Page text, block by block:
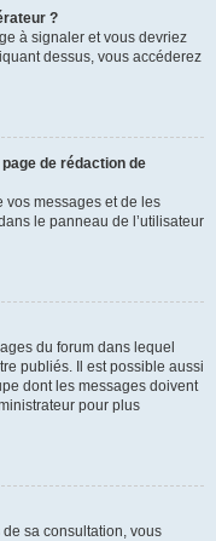
?
à signaler et vous devriez
dessus, vous accéderez
de rédaction de
vos messages et de les
le panneau de l’utilisateur
du forum dans lequel
publiés. Il est possible aussi
dont les messages doivent
pour plus
sa consultation, vous